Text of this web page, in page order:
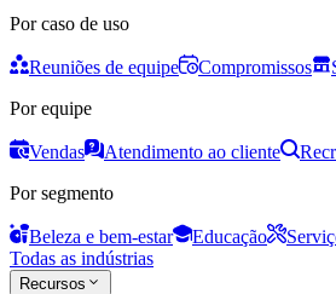
Por caso de uso
Reuniões de equipe Compromissos
Por equipe
Vendas Atendimento ao cliente
Por segmento
Beleza e bem-estar Educação
Todas as indústrias
Recursos